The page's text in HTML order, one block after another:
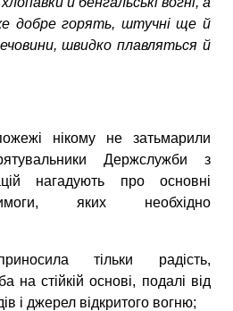
добре горять, штучні ще й
швидко плавляться й
нікому не затьмарили
Держслужби з
нагадують про основні
яких необхідно
тільки радість,
на стійкій основі, подалі від
і джерел відкритого вогню;